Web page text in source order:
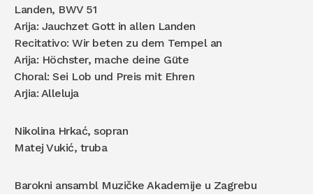
Landen, BWV 51
Arija: Jauchzet Gott in allen Landen
Recitativo: Wir beten zu dem Tempel an
Arija: Höchster, mache deine Güte
Choral: Sei Lob und Preis mit Ehren
Arjia: Alleluja
Nikolina Hrkać, sopran
Matej Vukić, truba
Barokni ansambl Muzičke Akademije u Zagrebu